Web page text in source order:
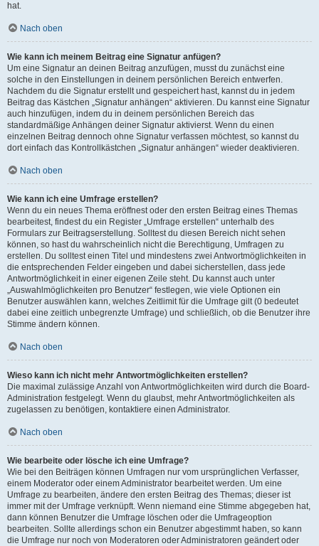
hat.
Nach oben
Wie kann ich meinem Beitrag eine Signatur anfügen?
Um eine Signatur an deinen Beitrag anzufügen, musst du zunächst eine
solche in den Einstellungen in deinem persönlichen Bereich entwerfen.
Nachdem du die Signatur erstellt und gespeichert hast, kannst du in jedem
Beitrag das Kästchen „Signatur anhängen“ aktivieren. Du kannst eine Signatur
auch hinzufügen, indem du in deinem persönlichen Bereich das
standardmäßige Anhängen deiner Signatur aktivierst. Wenn du einen
einzelnen Beitrag dennoch ohne Signatur verfassen möchtest, so kannst du
dort einfach das Kontrollkästchen „Signatur anhängen“ wieder deaktivieren.
Nach oben
Wie kann ich eine Umfrage erstellen?
Wenn du ein neues Thema eröffnest oder den ersten Beitrag eines Themas
bearbeitest, findest du ein Register „Umfrage erstellen“ unterhalb des
Formulars zur Beitragserstellung. Solltest du diesen Bereich nicht sehen
können, so hast du wahrscheinlich nicht die Berechtigung, Umfragen zu
erstellen. Du solltest einen Titel und mindestens zwei Antwortmöglichkeiten in
die entsprechenden Felder eingeben und dabei sicherstellen, dass jede
Antwortmöglichkeit in einer eigenen Zeile steht. Du kannst auch unter
„Auswahlmöglichkeiten pro Benutzer“ festlegen, wie viele Optionen ein
Benutzer auswählen kann, welches Zeitlimit für die Umfrage gilt (0 bedeutet
dabei eine zeitlich unbegrenzte Umfrage) und schließlich, ob die Benutzer ihre
Stimme ändern können.
Nach oben
Wieso kann ich nicht mehr Antwortmöglichkeiten erstellen?
Die maximal zulässige Anzahl von Antwortmöglichkeiten wird durch die Board-
Administration festgelegt. Wenn du glaubst, mehr Antwortmöglichkeiten als
zugelassen zu benötigen, kontaktiere einen Administrator.
Nach oben
Wie bearbeite oder lösche ich eine Umfrage?
Wie bei den Beiträgen können Umfragen nur vom ursprünglichen Verfasser,
einem Moderator oder einem Administrator bearbeitet werden. Um eine
Umfrage zu bearbeiten, ändere den ersten Beitrag des Themas; dieser ist
immer mit der Umfrage verknüpft. Wenn niemand eine Stimme abgegeben hat,
dann können Benutzer die Umfrage löschen oder die Umfrageoption
bearbeiten. Sollte allerdings schon ein Benutzer abgestimmt haben, so kann
die Umfrage nur noch von Moderatoren oder Administratoren geändert oder